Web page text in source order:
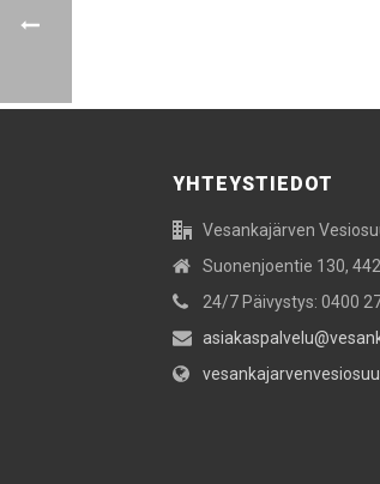
YHTEYSTIEDOT
Vesankajärven
Suonenjoentie 130,
24/7 Päivystys: 0400